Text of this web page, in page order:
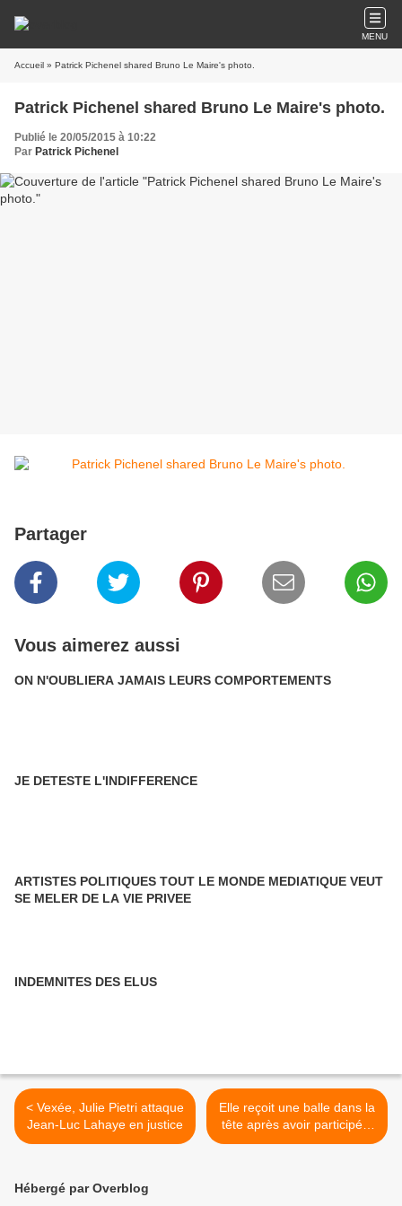
MENU
Accueil » Patrick Pichenel shared Bruno Le Maire's photo.
Patrick Pichenel shared Bruno Le Maire's photo.
Publié le 20/05/2015 à 10:22
Par Patrick Pichenel
Partager
Vous aimerez aussi
ON N'OUBLIERA JAMAIS LEURS COMPORTEMENTS
JE DETESTE L'INDIFFERENCE
ARTISTES POLITIQUES TOUT LE MONDE MEDIATIQUE VEUT
SE MELER DE LA VIE PRIVEE
INDEMNITES DES ELUS
< Vexée, Julie Pietri attaque
Jean-Luc Lahaye en justice
Elle reçoit une balle dans la
tête après avoir participé à
"Nouvelle Star" >
Hébergé par Overblog